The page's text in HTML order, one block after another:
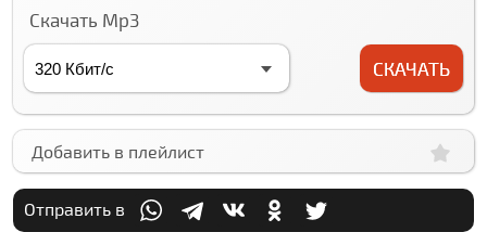
Скачать Mp3
СКАЧАТЬ
Добавить в плейлист
Отправить в